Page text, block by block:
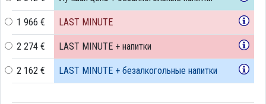
1 966 € LAST MINUTE
2 274 € LAST MINUTE + напитки
2 162 € LAST MINUTE + безалкогольные напитки